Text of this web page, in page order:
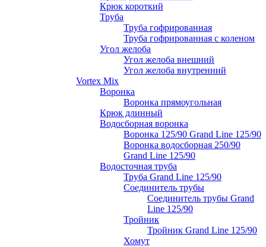
Крюк короткий
Труба
Труба гофрированная
Труба гофрированная с коленом
Угол желоба
Угол желоба внешний
Угол желоба внутренний
Vortex Mix
Воронка
Воронка прямоугольная
Крюк длинный
Водосборная воронка
Воронка 125/90 Grand Line 125/90
Воронка водосборная 250/90
Grand Line 125/90
Водосточная труба
Труба Grand Line 125/90
Соединитель трубы
Соединитель трубы Grand
Line 125/90
Тройник
Тройник Grand Line 125/90
Хомут